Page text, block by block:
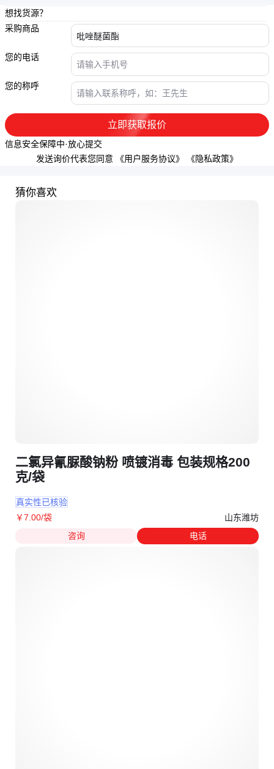
想找货源？
采购商品
您的电话
您的称呼
立即获取报价
信息安全保障中·放心提交
发送询价代表您同意 《用户服务协议》 《隐私政策》
猜你喜欢
二氯异氰脲酸钠粉 喷镀消毒 包装规格200
克/袋
真实性已核验
￥7.00/袋
山东潍坊
咨询
电话